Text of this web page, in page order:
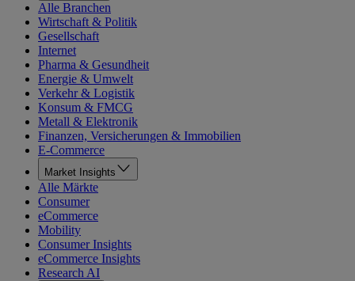
Alle Branchen
Wirtschaft & Politik
Gesellschaft
Internet
Pharma & Gesundheit
Energie & Umwelt
Verkehr & Logistik
Konsum & FMCG
Metall & Elektronik
Finanzen, Versicherungen & Immobilien
E-Commerce
Market Insights
Alle Märkte
Consumer
eCommerce
Mobility
Consumer Insights
eCommerce Insights
Research AI